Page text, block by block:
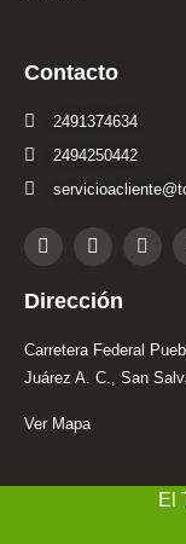
Contacto
2491374634
2494250442
T
i
k
t
o
I
n
s
t
a
r
a
m
F
a
c
o
k
Dirección
Carretera Federal
Juárez A. C., San
Ver Mapa
El